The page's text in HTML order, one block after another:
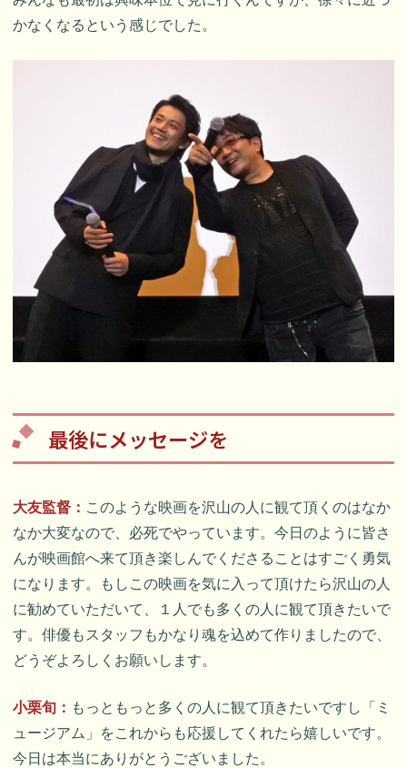
かなくなるという感じでした。
最後にメッセージを
大友監督： このような映画を沢山の人に観て頂くのはなか
なか大変なので、必死でやっています。今日のように皆さ
んが映画館へ来て頂き楽しんでくださることはすごく勇気
になります。もしこの映画を気に入って頂けたら沢山の人
に勧めていただいて、１人でも多くの人に観て頂きたいで
す。俳優もスタッフもかなり魂を込めて作りましたので、
どうぞよろしくお願いします。
小栗旬： もっともっと多くの人に観て頂きたいですし「ミ
ュージアム」をこれからも応援してくれたら嬉しいです。
今日は本当にありがとうございました。